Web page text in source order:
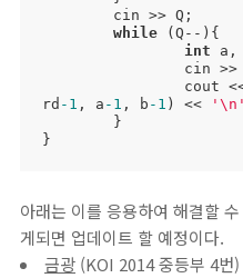
while (Q--){
int a,
cout
rd -1 , a -1 , b -1 ) << '\n'
}
아래는 이를 응용하여 해결할
게되면 업데이트 할 예정이다.
금광 (KOI 2014 중등부 4번)